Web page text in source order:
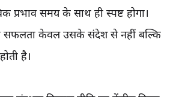
प्रभाव समय के साथ ही स्पष्ट होगा।
सफलता केवल उसके संदेश से नहीं बल्कि
है।